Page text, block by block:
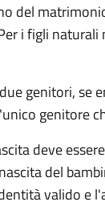
del
i figli
genitori, se
genitore
deve
del
valido e